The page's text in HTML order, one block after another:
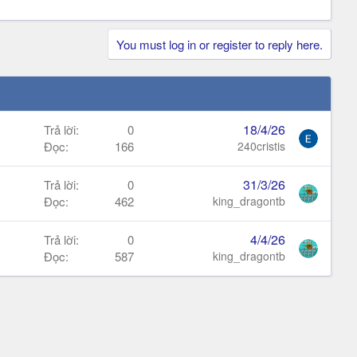
You must log in or register to reply here.
Trả lời
0
Đọc
166
18/4/26
240cristis
Trả lời
0
Đọc
462
31/3/26
king_dragontb
Trả lời
0
Đọc
587
4/4/26
king_dragontb